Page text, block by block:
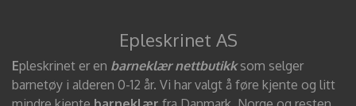
Epleskrinet AS
Epleskrinet er en barneklær nettbutikksom selger
barnetøy i alderen 0-12 år. Vi har valgt å føre kjente og litt